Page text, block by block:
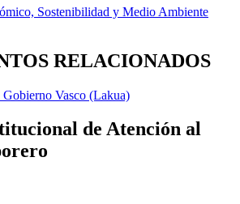
Sostenibilidad y Medio Ambiente
RELACIONADOS
Gobierno Vasco (Lakua)
de Atención al